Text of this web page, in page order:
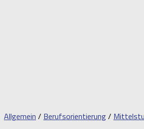
Allgemein / Berufsorientierung/